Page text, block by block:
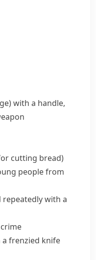
with a handle,
cutting bread)
people from
repeatedly with a
a frenzied knife